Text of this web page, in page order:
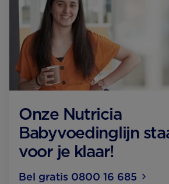
Onze Nutricia
Babyvoedinglijn
voor je klaar!
Bel gratis 0800 16 685